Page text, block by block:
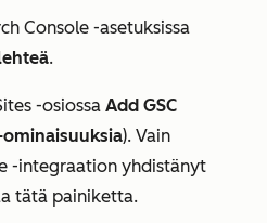
Console -asetuksissa
.
-osiossa Add GSC
ominaisuuksia). Vain
-integraation yhdistänyt
tätä painiketta.